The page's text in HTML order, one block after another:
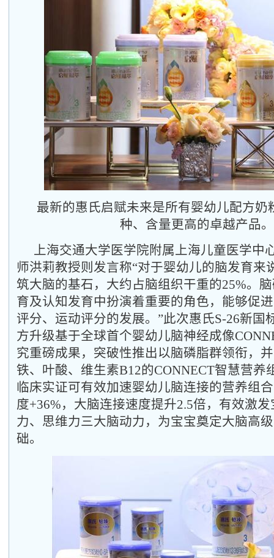
最新的惠氏启赋未来是所有婴幼儿配方奶
种、含量更高的卓越产品。
上海交通大学医学院附属上海儿童医学中
师洪莉教授则发言称“对于婴幼儿的脑发育来
筑大脑的基石，大约占脑组织干重的25%。
育及认知发育中扮演着重要的角色，能够促
评分、运动评分的发展。”此次惠氏S-26新国
方升级基于全球首个婴幼儿脑神经成像
究重磅成果，突破性推出以脑磷脂群领衔，
铁、叶酸、维生素B12的CONNECT智慧营养
临床实证可有效加速婴幼儿脑连接的营养组
度+36%，大脑连接速度提升2.5倍，有效激
力、思维力三大脑动力，为宝宝奠定大脑高
础。